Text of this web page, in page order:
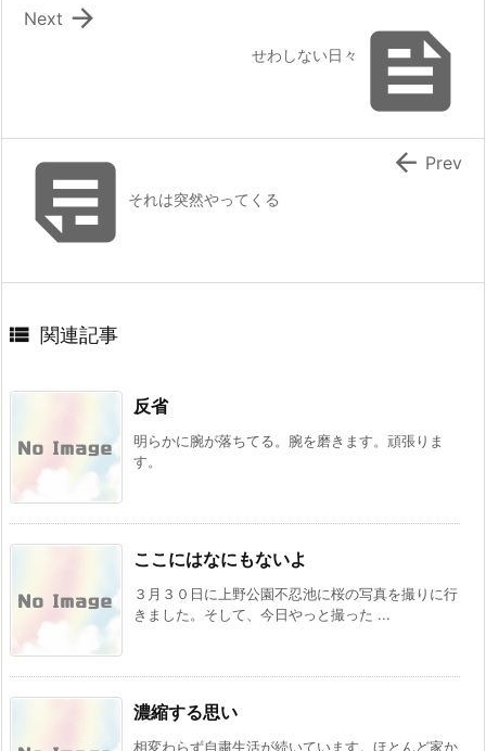

せわしない日々

Next
それは突然やってくる
 Prev
 関連記事
反省
明らかに腕が落ちてる。腕を磨きます。頑張りま
す。
ここにはなにもないよ
３月３０日に上野公園不忍池に桜の写真を撮りに行
きました。そして、今日やっと撮った ...
濃縮する思い
相変わらず自粛生活が続いています。ほとんど家か